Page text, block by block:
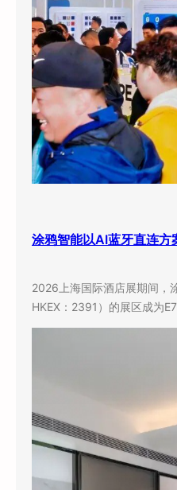
2026上海国际酒店展期间，
HKEX：2391）的展区成为